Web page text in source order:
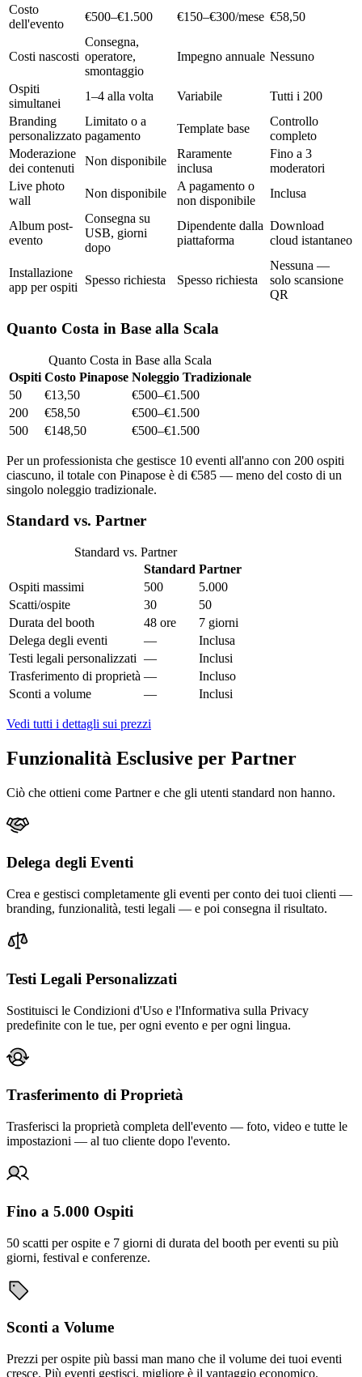
Costo
dell'evento
€500–€1.500 €150–€300/mese €58,50
Costi nascosti
Consegna,
operatore,
smontaggio
Impegno annuale Nessuno
Ospiti
simultanei
1–4 alla volta Variabile
Tutti i 200
Branding
personalizzato
Limitato o a
pagamento
Template base
Controllo
completo
Moderazione
dei contenuti
Non disponibile
Raramente
inclusa
Fino a 3
moderatori
Live photo
wall
Non disponibile
A pagamento o
non disponibile
Inclusa
Album post-
evento
Consegna su
USB, giorni
dopo
Dipendente dalla
piattaforma
Download
cloud istantaneo
Installazione
app per ospiti
Spesso richiesta Spesso richiesta
Nessuna —
solo scansione
QR
Quanto Costa in Base alla Scala
Quanto Costa in Base alla Scala
Ospiti Costo Pinapose Noleggio Tradizionale
50
€13,50
€500–€1.500
200
€58,50
€500–€1.500
500
€148,50 €500–€1.500
Per un professionista che gestisce 10 eventi all'anno con 200 ospiti
ciascuno, il totale con Pinapose è di €585 — meno del costo di un
singolo noleggio tradizionale.
Standard vs. Partner
Standard vs. Partner
Standard Partner
Ospiti massimi
500
5.000
Scatti/ospite
30
50
Durata del booth
48 ore
7 giorni
Delega degli eventi
—
Inclusa
Testi legali personalizzati —
Inclusi
Trasferimento di proprietà —
Incluso
Sconti a volume
— Inclusi
Vedi tutti i dettagli sui prezzi
Funzionalità Esclusive per Partner
Ciò che ottieni come Partner e che gli utenti standard non hanno.
Delega degli Eventi
Crea e gestisci completamente gli eventi per conto dei tuoi clienti —
branding, funzionalità, testi legali — e poi consegna il risultato.
Testi Legali Personalizzati
Sostituisci le Condizioni d'Uso e l'Informativa sulla Privacy
predefinite con le tue, per ogni evento e per ogni lingua.
Trasferimento di Proprietà
Trasferisci la proprietà completa dell'evento — foto, video e tutte le
impostazioni — al tuo cliente dopo l'evento.
Fino a 5.000 Ospiti
50 scatti per ospite e 7 giorni di durata del booth per eventi su più
giorni, festival e conferenze.
Sconti a Volume
Prezzi per ospite più bassi man mano che il volume dei tuoi eventi
cresce. Più eventi gestisci, migliore è il vantaggio economico.